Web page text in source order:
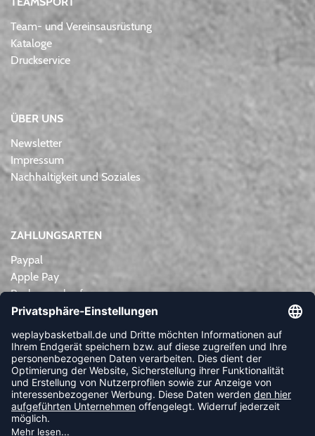
Team- und Vereinsausrüstung
Kataloge
Druckservice
ÜBER UNS
Newsletter
Impressum
Nachhaltigkeit und Soziales
ZAHLUNGSARTEN
Paypal
Apple Pay
Rechnungskauf
Lastschrift
Kreditkarte
Vorkasse
NEWSLETTER